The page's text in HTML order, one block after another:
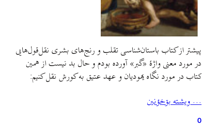
پیشتر از کتاب باستان‌شناسی تقلب و رنج‌های بشری نقل‌قول‌هایی
در مورد معنی واژهٔ «گبر»‌ آورده بودم و حال بد نیست از همین
کتاب در مورد نگاه یهودیان و عهد عتیق به کورش نقل کنیم:
… ويشته بۊخؤنين
0